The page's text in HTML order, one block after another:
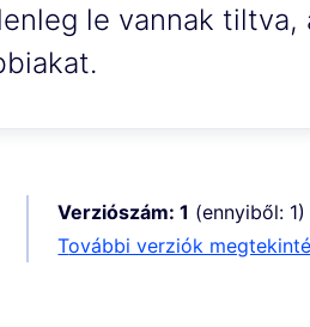
le vannak tiltva,
Verziószám: 1 (ennyiből: 1)
további verziók